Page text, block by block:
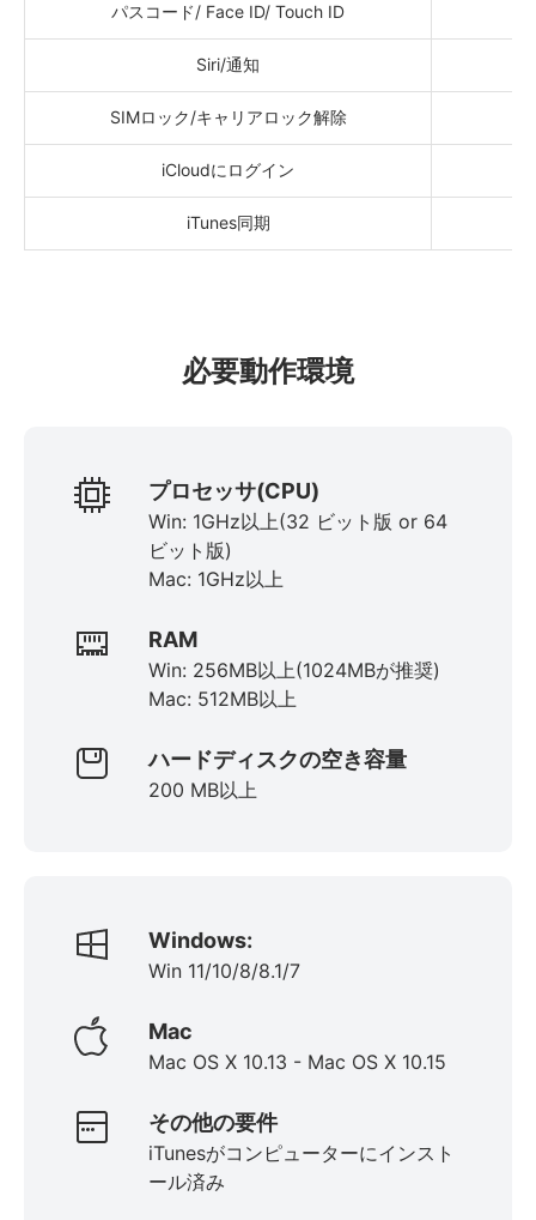
パスコード/ Face ID/ Touch ID
Siri/通知
SIMロック/キャリアロック解除
iCloudにログイン
iTunes同期
必要動作環境
プロセッサ(CPU)
Win: 1GHz以上(32 ビット版 or 64
ビット版)
Mac: 1GHz以上
RAM
Win: 256MB以上(1024MBが推奨)
Mac: 512MB以上
ハードディスクの空き容量
200 MB以上
Windows:
Win 11/10/8/8.1/7
Mac
Mac OS X 10.13 - Mac OS X 10.15
その他の要件
iTunesがコンピューターにインスト
ール済み